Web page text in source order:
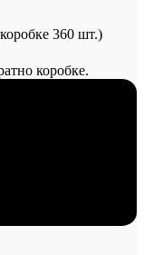
360 шт.)
коробке.